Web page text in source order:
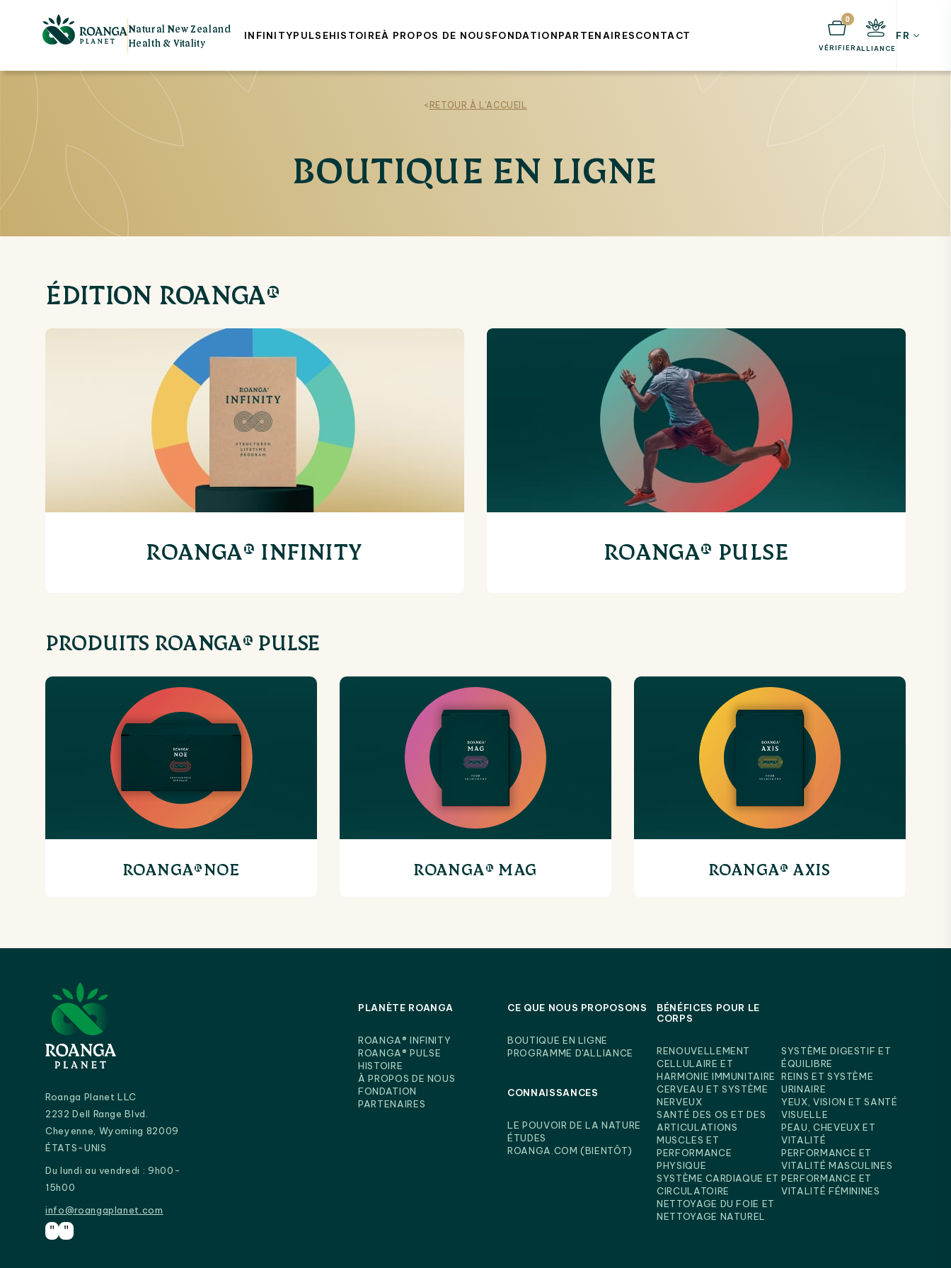
Natural New Zealand
Health & Vitality
INFINITYPULSEHISTOIREÀ PROPOS DE NOUSFONDATIONPARTENAIRESCONTACT
0
VÉRIFIERALLIANCE
FR
< RETOUR À L'ACCUEIL
BOUTIQUE EN LIGNE
ÉDITION ROANGA®
ROANGA® INFINITY ROANGA® PULSE
PRODUITS ROANGA® PULSE
ROANGA®NOE ROANGA® MAG ROANGA® AXIS
Roanga Planet LLC
2232 Dell Range Blvd.
Cheyenne, Wyoming 82009
ÉTATS-UNIS
Du lundi au vendredi : 9h00-
15h00
info@roangaplanet.com
info@roangaplanet.com
" "
PLANÈTE ROANGA
ROANGA® INFINITY
ROANGA® PULSE
HISTOIRE
À PROPOS DE NOUS
FONDATION
PARTENAIRES
CE QUE NOUS PROPOSONS
BOUTIQUE EN LIGNE
PROGRAMME D'ALLIANCE
CONNAISSANCES
LE POUVOIR DE LA NATURE
ÉTUDES
ROANGA.COM (BIENTÔT)
BÉNÉFICES POUR LE
CORPS
RENOUVELLEMENT
CELLULAIRE ET
HARMONIE IMMUNITAIRE
CERVEAU ET SYSTÈME
NERVEUX
SANTÉ DES OS ET DES
ARTICULATIONS
MUSCLES ET
PERFORMANCE
PHYSIQUE
SYSTÈME CARDIAQUE ET
CIRCULATOIRE
NETTOYAGE DU FOIE ET
NETTOYAGE NATUREL
SYSTÈME DIGESTIF ET
ÉQUILIBRE
REINS ET SYSTÈME
URINAIRE
YEUX, VISION ET SANTÉ
VISUELLE
PEAU, CHEVEUX ET
VITALITÉ
PERFORMANCE ET
VITALITÉ MASCULINES
PERFORMANCE ET
VITALITÉ FÉMININES